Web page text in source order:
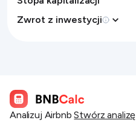
Zwrot z inwestycji
Analizuj Airbnb Stwórz analizę